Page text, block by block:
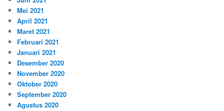
Mei 2021
April 2021
Maret 2021
Februari 2021
Januari 2021
Desember 2020
November 2020
Oktober 2020
September 2020
Agustus 2020